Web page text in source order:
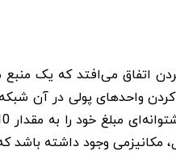
اتفاق می‌افتد که یک
وجود داشته باشد